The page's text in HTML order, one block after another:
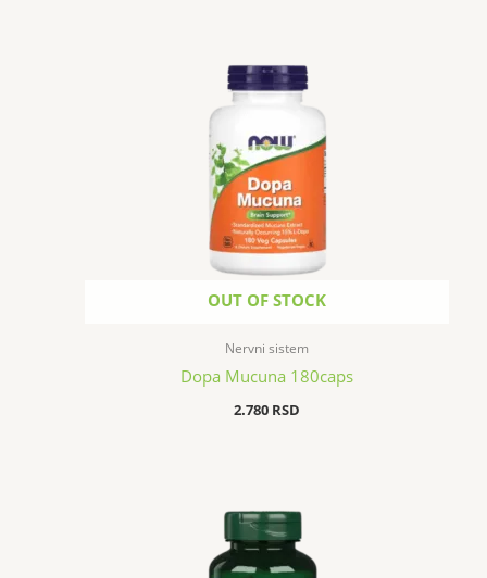
OUT OF STOCK
Nervni sistem
Dopa Mucuna 180caps
2.780 RSD